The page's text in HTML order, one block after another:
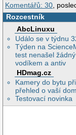
Komentářů: 30 ,
Rozcestník
AbcLinuxu
Událo se v týdnu
Týden na
test nenašel
vodíkem a antiv
HDmag.cz
Kamery do bytu
přehled o vaší
Testovací novinka